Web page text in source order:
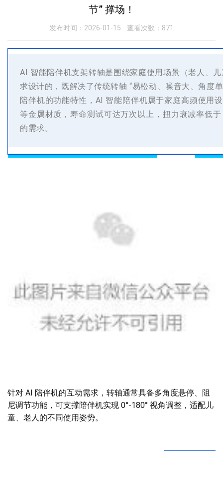
节” 撑场！
发布时间：2026-01-15 查看次数：871
AI 智能陪伴机支架转轴是围绕家庭使用场景（老人、
求设计的，既解决了传统转轴 “易松动、噪音大、角度
陪伴机的功能特性， AI 智能陪伴机属于家庭高频使用
等金属材质，寿命测试可达万次以上，扭力衰减率低
的需求。
针对 AI 陪伴机的互动需求，转轴通常具备多角度悬停、阻
尼调节功能，可支撑陪伴机实现 0°-180° 视角调整，适配儿
童、老人的不同使用姿势。